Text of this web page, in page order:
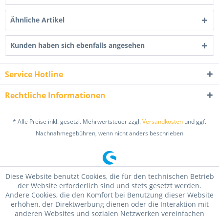
Ähnliche Artikel
Kunden haben sich ebenfalls angesehen
Service Hotline
Rechtliche Informationen
* Alle Preise inkl. gesetzl. Mehrwertsteuer zzgl.Versandkosten und ggf.
Nachnahmegebühren, wenn nicht anders beschrieben
Diese Website benutzt Cookies, die für den technischen Betrieb
der Website erforderlich sind und stets gesetzt werden.
Andere Cookies, die den Komfort bei Benutzung dieser Website
erhöhen, der Direktwerbung dienen oder die Interaktion mit
anderen Websites und sozialen Netzwerken vereinfachen